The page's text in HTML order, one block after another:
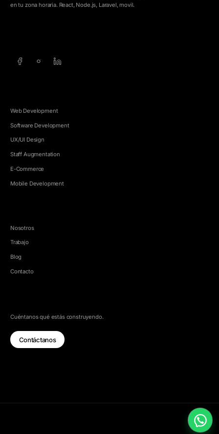
en tu zona horaria. React, Node.js, Laravel, movil.
Web Development
Software Development
UX/UI Design
Staff Augmentation
E-Commerce
Mobile Development
Nosotros
Trabajo
Blog
Contacto
Cuéntanos qué estás construyendo.
Contáctanos